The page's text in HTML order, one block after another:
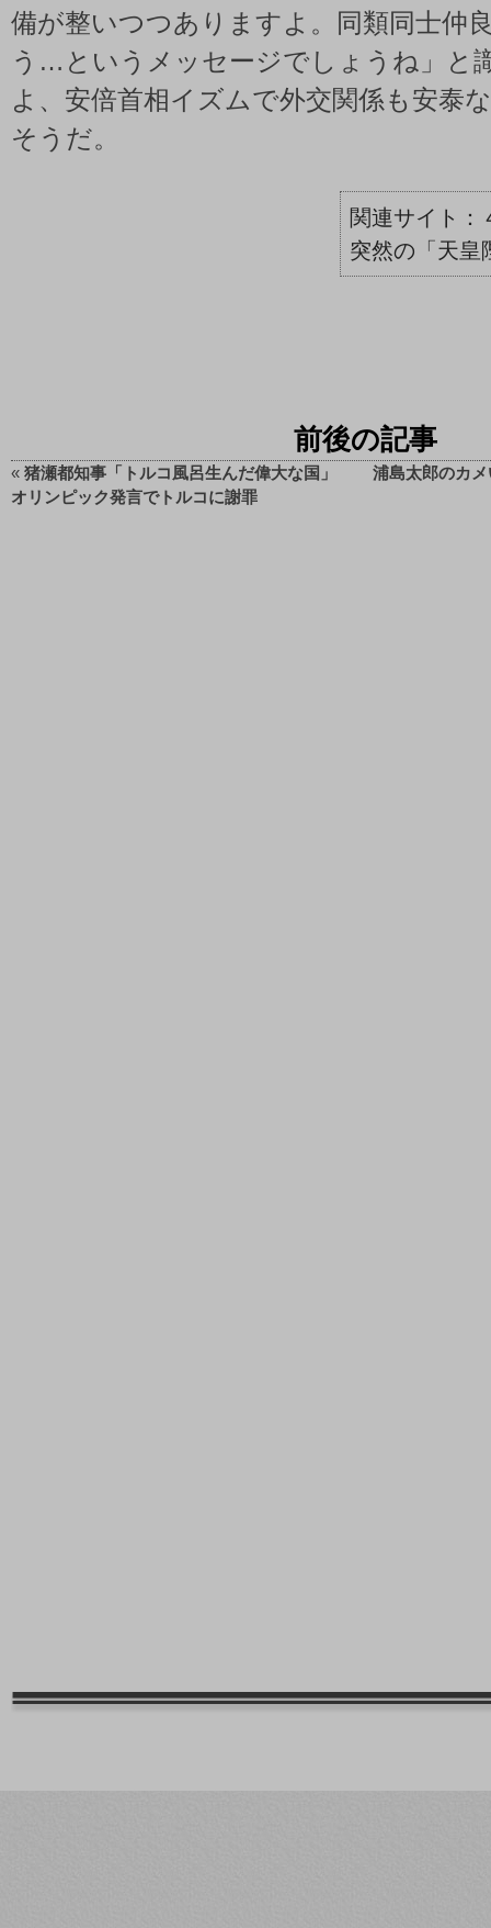
備が整いつつありますよ。同類同士仲
う…というメッセージでしょうね」と
よ、安倍首相イズムで外交関係も安泰
そうだ。
突然の「天皇
前後の記事
« 猪瀬都知事「トルコ風呂生んだ偉大な国」
オリンピック発言でトルコに謝罪
浦島太郎のカ